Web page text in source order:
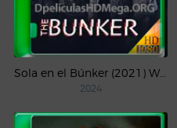
2024